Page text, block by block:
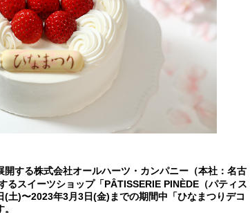
する株式会社オールハーツ・カンパニー（本社：名古
るスイーツショップ「PÂTISSERIE PINÈDE（パティス
(土)〜2023年3月3日(金)までの期間中「ひなまつりデコ